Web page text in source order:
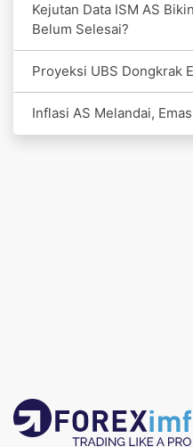
Kejutan Data ISM AS
Belum Selesai?
Proyeksi UBS Dongkrak
Inflasi AS Melandai,